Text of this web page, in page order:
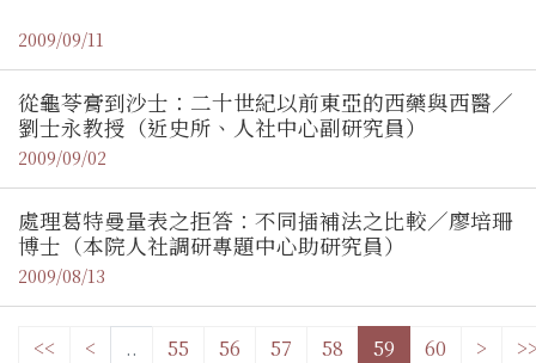
2009/09/11
從龜苓膏到沙士：二十世紀以前東亞的西藥與西醫／
劉士永教授（近史所、人社中心副研究員）
2009/09/02
處理葛特曼量表之拒答：不同插補法之比較／廖培珊
博士（本院人社調研專題中心助研究員）
2009/08/13
<< < .. 55 56 57 58 59 60 >